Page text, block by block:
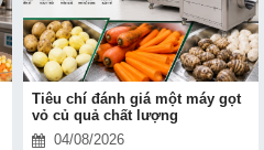
Tiêu chí đánh giá một máy gọt
vỏ củ quả chất lượng
04/08/2026